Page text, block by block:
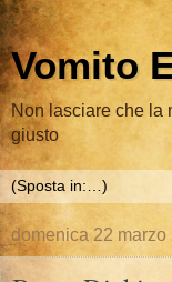
Vomito
Non lasciare che la
giusto
domenica 22 marzo